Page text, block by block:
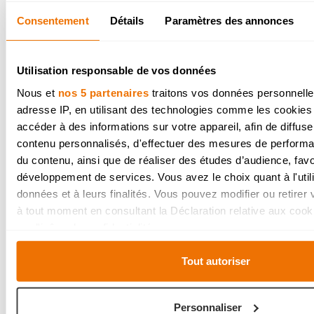
Consentement Détails Paramètres des annonces
Utilisation responsable de vos données
Nous et nos 5 partenairestraitons vos données
adresse IP, en utilisant des technologies comme les
accéder à des informations sur votre appareil, afin de
contenu personnalisés, d'effectuer des mesures de
du contenu, ainsi que de réaliser des études d’audience,
développement de services. Vous avez le choix quant à
données et à leurs finalités. Vous pouvez modifier ou retirer
à tout moment en consultant la Déclaration relative aux
Si vous le permettez, nous aimerions également :
Collecter des informations sur votre localisation
Tout autoriser
Personnaliser
Autres cuisines rétro